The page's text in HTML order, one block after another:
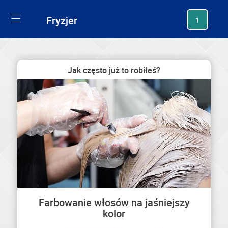
Fryzjer 1
Jak często już to robiłeś?
Farbowanie włosów na jaśniejszy
kolor